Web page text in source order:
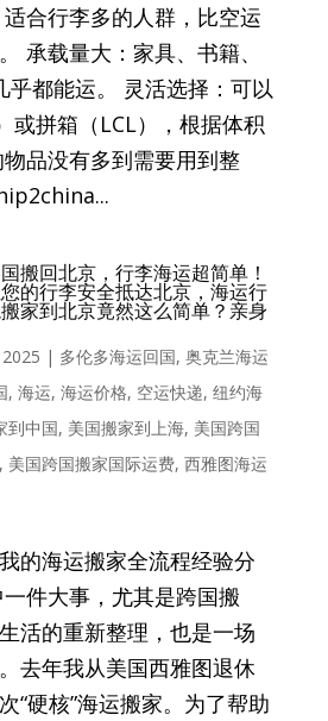
合行李多的人群，比空运
承载量大：家具、书籍、
都能运。 灵活选择：可以
或拼箱（LCL），根据体积
品没有多到需要用到整
搬回北京，行李海运超简单！
的行李安全抵达北京，海运行
家到北京竟然这么简单？亲身
| 多伦多海运回国, 奥克兰海运
, 海运, 海运价格, 空运快递, 纽约海
到中国, 美国搬家到上海, 美国跨国
, 美国跨国搬家国际运费, 西雅图海运
的海运搬家全流程经验分
件大事，尤其是跨国搬
活的重新整理，也是一场
去年我从美国西雅图退休
“硬核”海运搬家。为了帮助